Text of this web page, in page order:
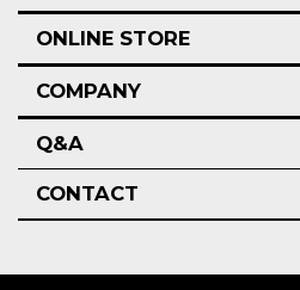
ONLINE STORE
COMPANY
Q&A
CONTACT